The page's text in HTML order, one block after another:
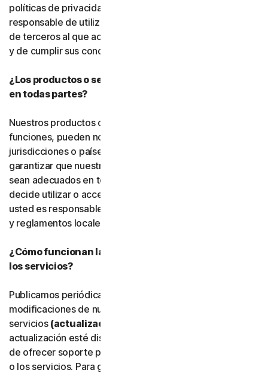
políticas de privacidad de terceros. Usted es
responsable de utilizar correctamente cualquier recurso
de terceros al que acceda a través de nuestros servicios
y de cumplir sus condiciones de servicio.
¿Los productos o servicios de Gen están disponibles
en todas partes?
Nuestros productos o servicios, o determinadas
funciones, pueden no estar disponibles en todas las
jurisdicciones o países, y no podemos declarar ni
garantizar que nuestro software, servicios o contenido
sean adecuados en todos los países o jurisdicciones. Si
decide utilizar o acceder a nuestro software o servicios,
usted es responsable de cumplir todas las leyes, normas
y reglamentos locales aplicables.
¿Cómo funcionan las actualizaciones del software y
los servicios?
Publicamos periódicamente mejoras, ampliaciones y
modificaciones de nuestro software y
servicios (actualizaciones)
actualización esté disponible, es posible que dejemos
de ofrecer soporte para la versión anterior del software
o los servicios. Para garantizar que pueda utilizar las